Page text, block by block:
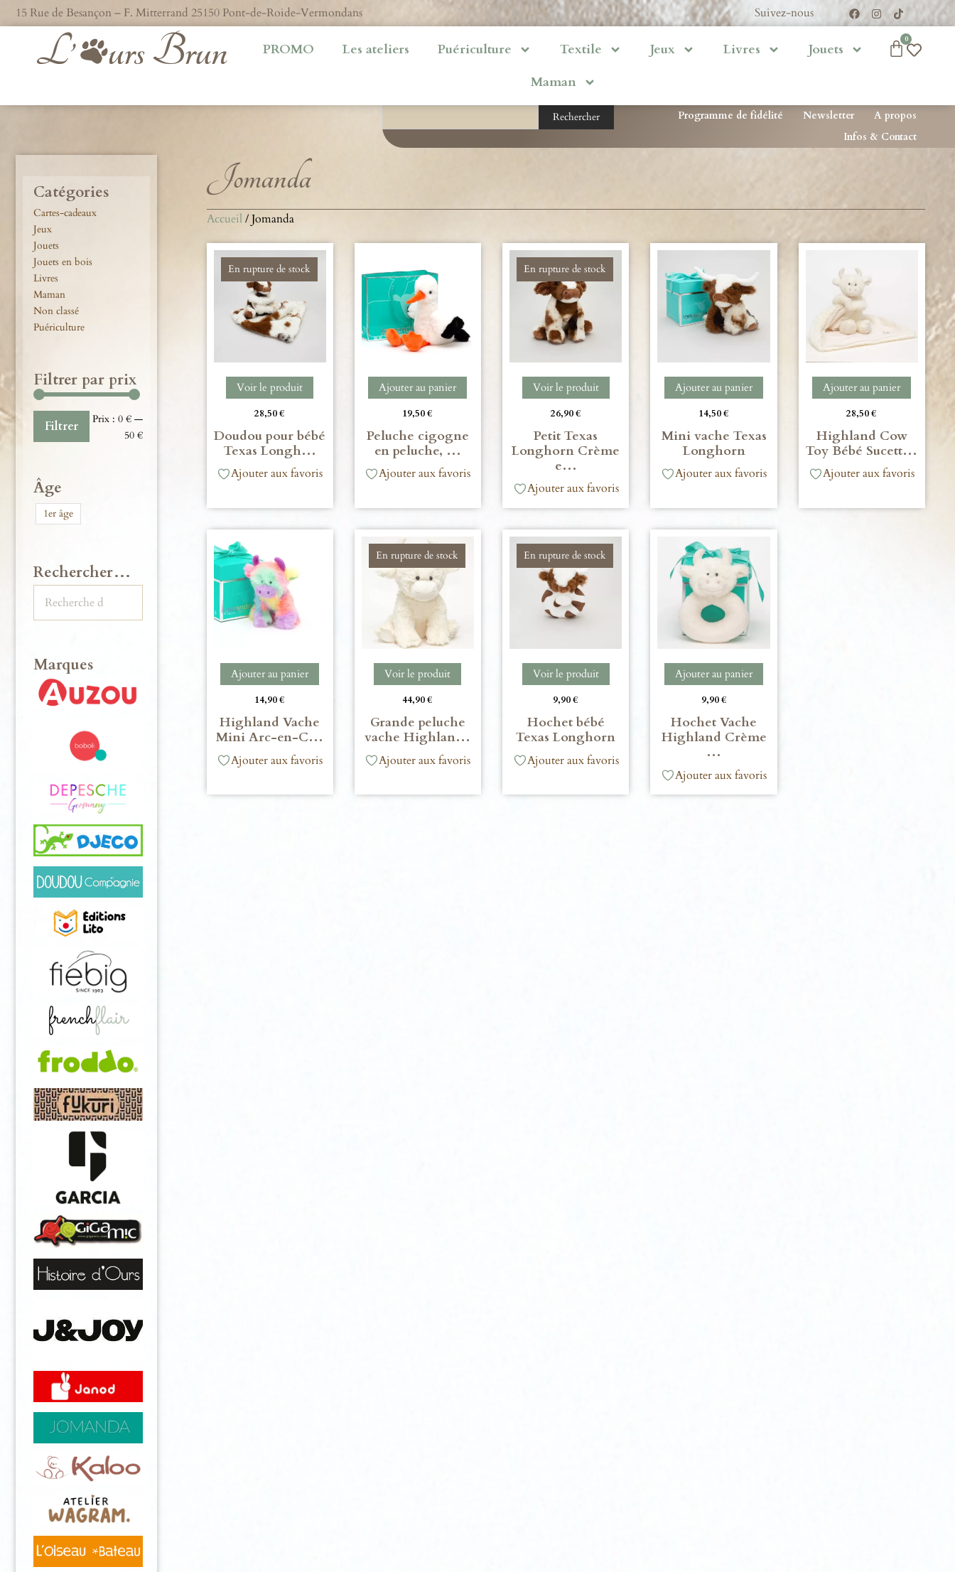
15 Rue de Besançon – F. Mitterrand 25150 Pont-de-Roide-Vermondans Suivez-nous
PROMO Les ateliers Puériculture Textile Jeux Livres
Jouets
Maman
0
Rechercher Programme de fidélité Newsletter
A propos
Infos & Contact
Catégories
Cartes-cadeaux
Jeux
Jouets
Jouets en bois
Livres
Maman
Non classé
Puériculture
Filtrer par prix
Filtrer Prix : 0 €—
50 €
Âge
1er âge
Rechercher…
Marques
Jomanda
Accueil/ Jomanda
En rupture de stock
Voir le produit
28,50€
Doudou pour bébé
Texas Longh…
Ajouter aux favoris
Ajouter au panier
19,50€
Peluche cigogne
en peluche, …
Ajouter aux favoris
En rupture de stock
Voir le produit
26,90€
Petit Texas
Longhorn Crème
e…
Ajouter aux favoris
Ajouter au panier
14,50€
Mini vache Texas
Longhorn
Ajouter aux favoris
Ajouter au panier
28,50€
Highland Cow
Toy Bébé Sucett…
Ajouter aux favoris
Ajouter au panier
14,90€
Highland Vache
Mini Arc-en-C…
Ajouter aux favoris
En rupture de stock
Voir le produit
44,90€
Grande peluche
vache Highlan…
Ajouter aux favoris
En rupture de stock
Voir le produit
9,90€
Hochet bébé
Texas Longhorn
Ajouter aux favoris
Ajouter au panier
9,90€
Hochet Vache
Highland Crème
…
Ajouter aux favoris